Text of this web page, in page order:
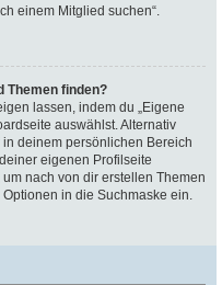
einem Mitglied suchen“.
Themen finden?
lassen, indem du „Eigene
auswählst. Alternativ
in deinem persönlichen Bereich
eigenen Profilseite
nach von dir erstellen Themen
in die Suchmaske ein.